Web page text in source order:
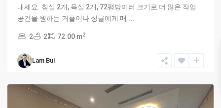
내세요. 침실 2개, 욕실 2개, 72평방미터 크기로 더 많은 작업
공간을 원하는 커플이나 싱글에게 매 ...
2 2 72.00 m2
Lam Bui
Bac
Tu
Liem,